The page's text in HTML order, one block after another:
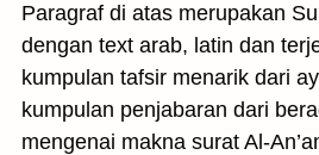
Paragraf di atas merupakan
dengan text arab, latin dan
kumpulan tafsir menarik dari
kumpulan penjabaran dari
mengenai makna surat Al-